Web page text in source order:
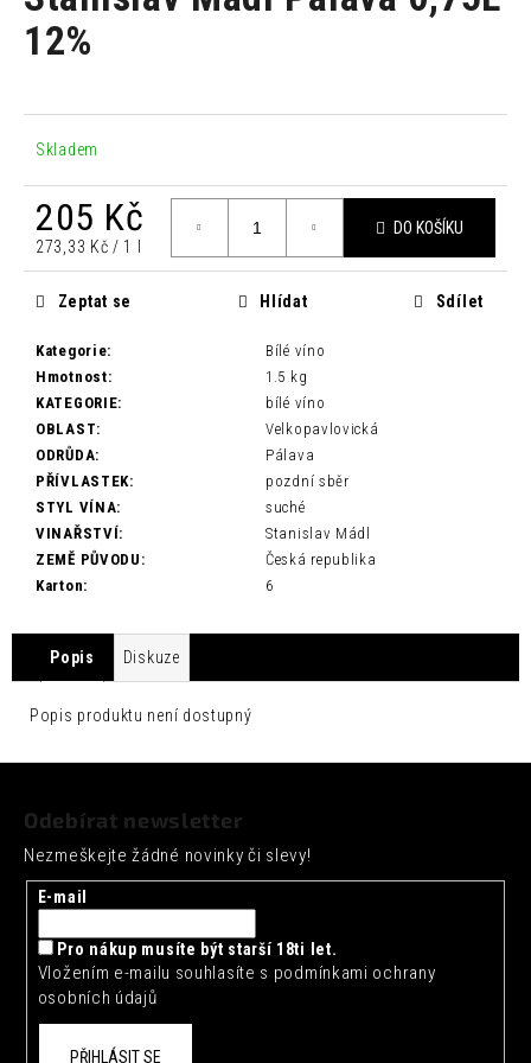
0,0
12%
Skladem
205 Kč
Měrná
cena:
273,33 Kč / 1 l
DO KOŠÍKU
Kategorie:
Bílé víno
Hmotnost:
1.5 kg
KATEGORIE:
bílé víno
OBLAST:
Velkopavlovická
ODRŮDA:
Pálava
PŘÍVLASTEK:
pozdní sběr
STYL VÍNA:
suché
VINAŘSTVÍ:
Stanislav Mádl
ZEMĚ PŮVODU :
Česká republika
Karton: 6
Zeptat se Hlídat Sdílet
Popis Diskuze
Popis produktu není dostupný
a
j
t
?
HLEDAT
D
o
p
o
u
č
u
m
ARTISAN
35
Kč
Odebírat newsletter
Nezmeškejte žádné novinky či slevy!
E-mail
Pro nákup musíte být starší 18ti let.
Vložením e-mailu souhlasíte s podmínkami ochrany
osobních údajů
PŘIHLÁSIT SE